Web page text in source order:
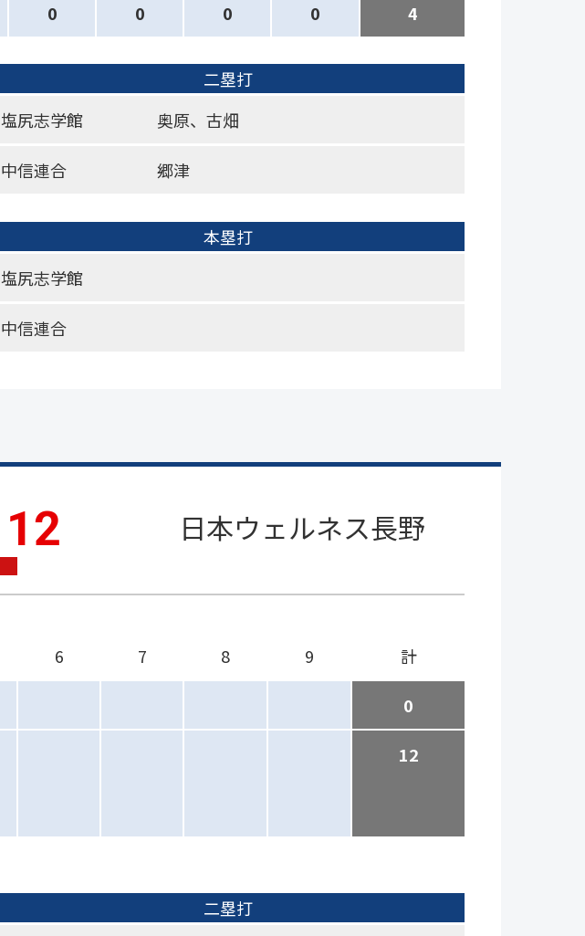
0 0 0 0 4
二塁打
塩尻志学館
奥原、古畑
中信連合 郷津
本塁打
塩尻志学館
中信連合
12 日本ウェルネス長野
6 7 8 9 計
0
12
二塁打